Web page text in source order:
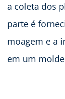
a coleta dos
parte é
moagem e a
em um